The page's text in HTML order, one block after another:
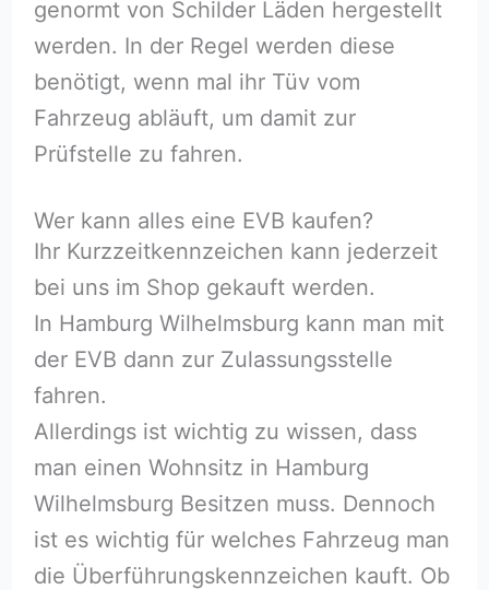
genormt von Schilder Läden hergestellt
werden. In der Regel werden diese
benötigt, wenn mal ihr Tüv vom
Fahrzeug abläuft, um damit zur
Prüfstelle zu fahren.
Wer kann alles eine EVB kaufen?
Ihr Kurzzeitkennzeichen kann jederzeit
bei uns im Shop gekauft werden.
In Hamburg Wilhelmsburg kann man mit
der EVB dann zur Zulassungsstelle
fahren.
Allerdings ist wichtig zu wissen, dass
man einen Wohnsitz in Hamburg
Wilhelmsburg Besitzen muss. Dennoch
ist es wichtig für welches Fahrzeug man
die Überführungskennzeichen kauft. Ob